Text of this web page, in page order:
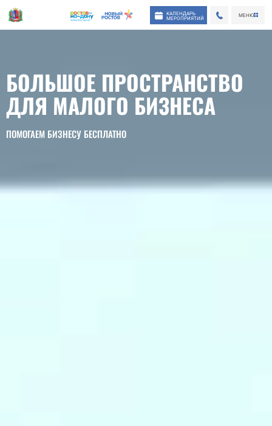
КАЛЕНДАРЬ
МЕРОПРИЯТИЙ
МЕНЮ
БОЛЬШОЕ ПРОСТРАНСТВО
ДЛЯ МАЛОГО БИЗНЕСА
ПОМОГАЕМ БИЗНЕСУ БЕСПЛАТНО